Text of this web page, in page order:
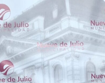
Número de teléfono